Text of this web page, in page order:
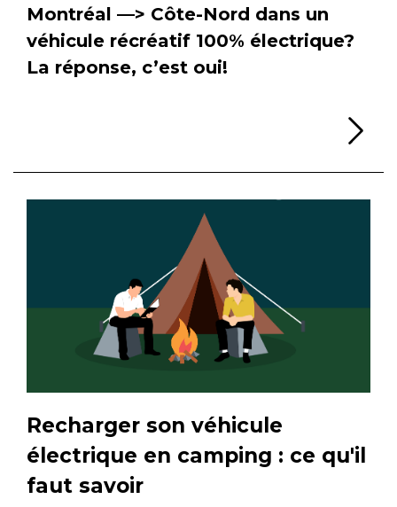
Montréal —> Côte-Nord dans un
véhicule récréatif 100% électrique?
La réponse, c’est oui!
Recharger son véhicule
électrique en camping : ce qu'il
faut savoir